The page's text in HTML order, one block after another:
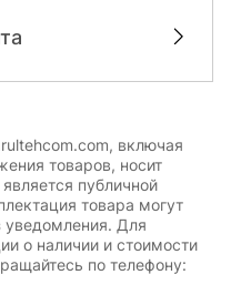
включая
товаров, носит
публичной
товара могут
уведомления. Для
о наличии и стоимости
по телефону: